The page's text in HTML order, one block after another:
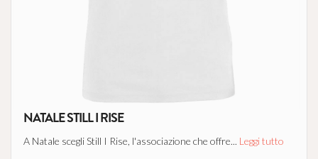
NATALE STILL I RISE
A Natale scegli Still I Rise, l'associazione che offre... Leggi tutto